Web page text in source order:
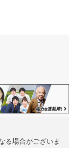
る場合がございま